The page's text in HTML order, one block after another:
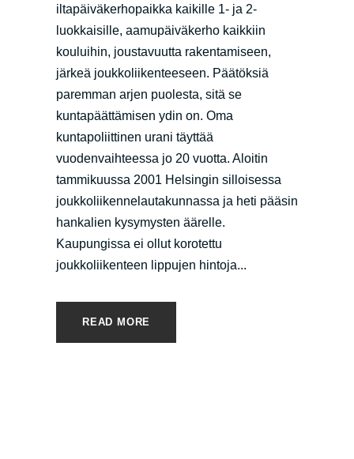
iltapäiväkerhopaikka kaikille 1- ja 2-
luokkaisille, aamupäiväkerho kaikkiin
kouluihin, joustavuutta rakentamiseen,
järkeä joukkoliikenteeseen. Päätöksiä
paremman arjen puolesta, sitä se
kuntapäättämisen ydin on. Oma
kuntapoliittinen urani täyttää
vuodenvaihteessa jo 20 vuotta. Aloitin
tammikuussa 2001 Helsingin silloisessa
joukkoliikennelautakunnassa ja heti pääsin
hankalien kysymysten äärelle.
Kaupungissa ei ollut korotettu
joukkoliikenteen lippujen hintoja...
READ MORE